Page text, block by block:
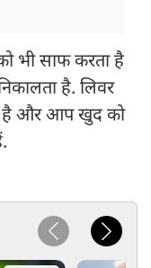
भी साफ करता है
है. लिवर
है और आप खुद को